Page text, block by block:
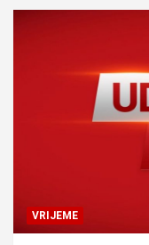
VRIJEME